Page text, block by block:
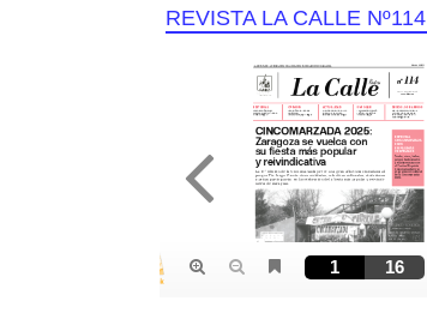
REVISTA LA CALLE Nº114